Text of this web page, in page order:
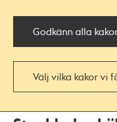
Godkänn alla
Välj vilka kakor vi